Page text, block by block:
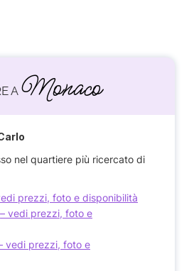
A Monaco
nel quartiere più ricercato di
prezzi, foto e disponibilità
– vedi prezzi, foto e
vedi prezzi, foto e